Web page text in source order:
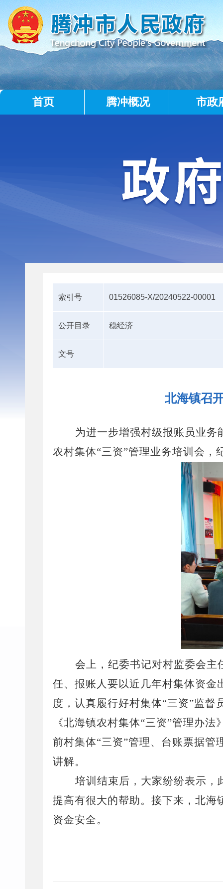
首页 腾冲概况 市政
索引号 01526085-X/20240522-00001
公开目录 稳经济
文号
北海镇召
为进一步增强村级报账员业务
农村集体“三资”管理业务培训会，
会上，纪委书记对村监委会主
任、报账人要以近几年村集体资
度，认真履行好村集体“三资”监督
《北海镇农村集体“三资”管理办法
前村集体“三资”管理、台账票据管
讲解。
培训结束后，大家纷纷表示，
提高有很大的帮助。接下来，北海
资金安全。